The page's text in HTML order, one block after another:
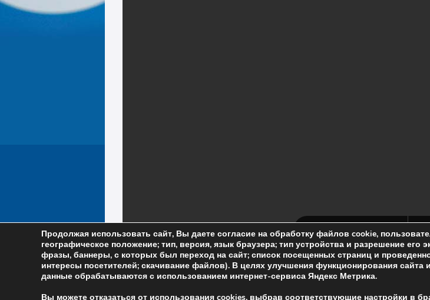
Продолжая использовать сайт, Вы даете согласие на обработку файлов cookie,
географическое положение; тип, версия, язык браузера; тип устройства и разрешение
фразы, баннеры, с которых был переход на сайт; список посещенных страниц и
интересы посетителей; скачивание файлов). В целях улучшения функционирования сайта
данные обрабатываются с использованием интернет-сервиса Яндекс Метрика.
Вы можете отказаться от использования cookies, выбрав соответствующие настройки в